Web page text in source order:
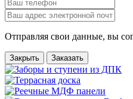
Отправляя свои данные, вы
Закрыть Заказать